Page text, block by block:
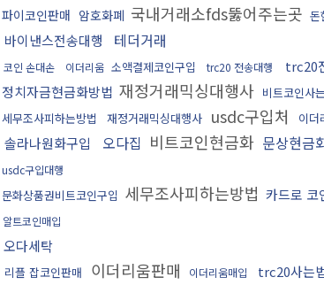
파이코인판매 암호화폐 국내거래소fds뚫어주는곳 돈
바이낸스전송대행
테더거래
코인 손대손 이더리움 소액결제코인구입 trc20 전송대행 trc20
정치자금현금화방법 재정거래믹싱대행사 비트코인사
세무조사피하는방법 재정거래믹싱대행사 usdc구입처 이더
솔라나원화구입 오다집 비트코인현금화 문상현금
usdc구입대행
문화상품권비트코인구입 세무조사피하는방법 카드로 코
알트코인매입
오다세탁
리플 잡코인판매 이더리움판매 이더리움매입 trc20사는